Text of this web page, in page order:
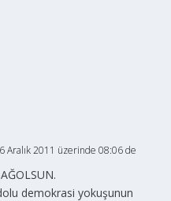
Aralık 2011 üzerinde 08:06 de
demokrasi yokuşunun